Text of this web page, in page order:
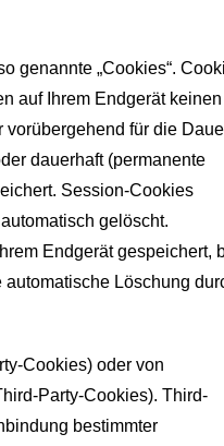
genannte „Cookies“.
auf Ihrem Endgerät keinen
für die
dauerhaft (permanente
Session-Cookies
gelöscht.
Endgerät gespeichert,
Löschung
Cookies) oder von
Party-Cookies). Third-
bestimmter